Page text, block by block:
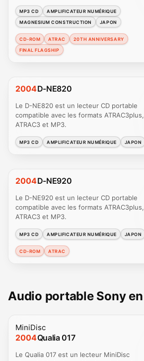
MP3 CD
AMPLIFICATEUR NUMÉRIQUE
MAGNESIUM CONSTRUCTION
JAPON
CD-ROM ATRAC
20TH ANNIVERSARY
FINAL FLAGSHIP
2004D-NE820
Le D-NE820 est un lecteur CD portable
compatible avec les formats ATRAC3plus,
ATRAC3 et MP3.
MP3 CD AMPLIFICATEUR NUMÉRIQUE JAPON
2004D-NE920
Le D-NE920 est un lecteur CD portable
compatible avec les formats ATRAC3plus,
ATRAC3 et MP3.
MP3 CD AMPLIFICATEUR NUMÉRIQUE JAPON
CD-ROM ATRAC
Audio portable Sony
MiniDisc
2004Qualia 017
Le Qualia 017 est un lecteur MiniDisc